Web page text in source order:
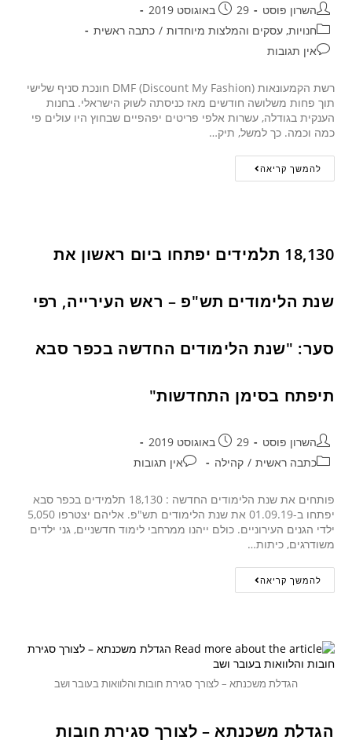
השרון פוסט
29 באוגוסט 2019
חנויות, עסקים והמלצות מיוחדות / כתבה ראשית
אין תגובות
רשת הקמעונאות DMF (Discount My Fashion) חונכת סניף שלישי
תוך פחות משלושה חודשים מאז כניסתה לשוק הישראלי. בחנות
הענקית בגודלה, עשרות אלפי פריטים יפהפיים שבחוץ היו עולים פי
כמה וכמה. כך למשל, תיק…
להמשך קריאה
18,130 תלמידים יפתחו ביום ראשון את
שנת הלימודים תש"פ – ראש העירייה, רפי
סער: "שנת הלימודים החדשה בכפר סבא
תיפתח בסימן התחדשות"
השרון פוסט
29 באוגוסט 2019
כתבה ראשית / קהילה אין תגובות
פותחים את שנת הלימודים החדשה : 18,130 תלמידים בכפר סבא
יפתחו ב-01.09.19 את שנת הלימודים תש"פ. אליהם יצטרפו 5,050
ילדי הגנים העירוניים. כולם ייהנו ממרחבי לימוד חדשניים, גני ילדים
משודרגים, כיתות…
להמשך קריאה
הגדלת משכנתא – לצורך סגירת חובות והלוואות בעובר ושב
הגדלת משכנתא – לצורך סגירת חובות